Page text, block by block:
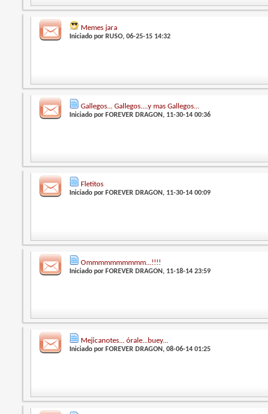
Memes jara
Iniciado por RUSO, 06-25-15 14:32
Gallegos... Gallegos....y mas Gallegos...
Iniciado por FOREVER DRAGON, 11-30-14 00:36
Fletitos
Iniciado por FOREVER DRAGON, 11-30-14 00:09
Ommmmmmmmmm...!!!!
Iniciado por FOREVER DRAGON, 11-18-14 23:59
Mejicanotes... órale...buey...
Iniciado por FOREVER DRAGON, 08-06-14 01:25